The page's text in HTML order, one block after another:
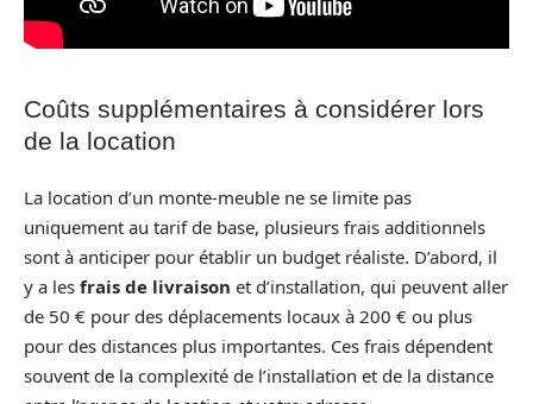
Coûts supplémentaires à considérer lors
de la location
La location d’un monte-meuble ne se limite pas
uniquement au tarif de base, plusieurs frais additionnels
sont à anticiper pour établir un budget réaliste. D’abord, il
y a les frais de livraison et d’installation, qui peuvent aller
de 50 € pour des déplacements locaux à 200 € ou plus
pour des distances plus importantes. Ces frais dépendent
souvent de la complexité de l’installation et de la distance